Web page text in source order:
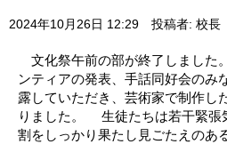
2024年10月26日 12:29 投稿者: 校長
文化祭午前の部が終了しまし
ンティアの発表、手話同好会のみ
露していただき、芸術家で制作し
りました。 生徒たちは若干緊張
割をしっかり果たし見ごたえの